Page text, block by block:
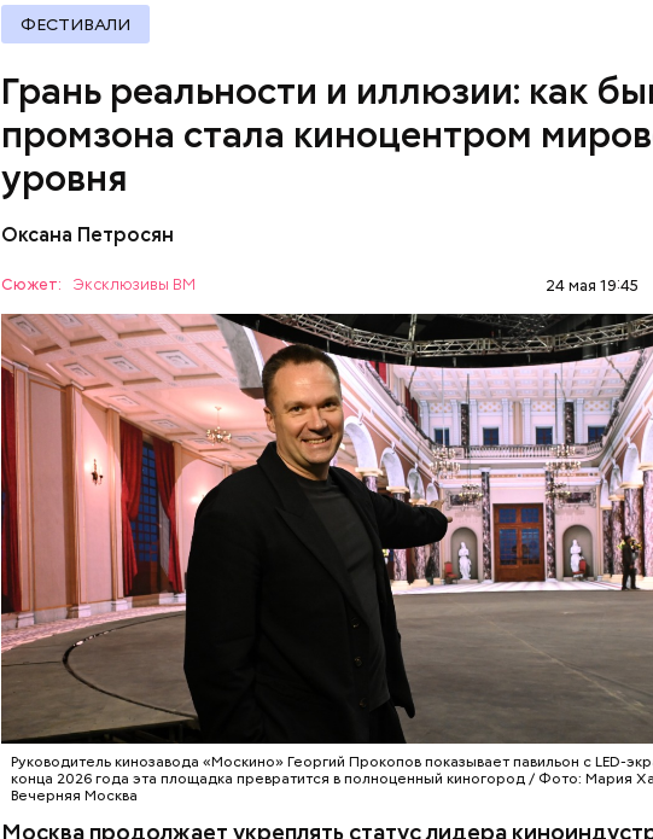
ФЕСТИВАЛИ
Грань реальности и иллюзии: как
промзона стала киноцентром
уровня
Оксана Петросян
Сюжет: Эксклюзивы ВМ 24 мая 19:45
Руководитель кинозавода «Москино» Георгий Прокопов показывает павильон с LED-
конца 2026 года эта площадка превратится в полноценный киногород / Фото: Мария
Вечерняя Москва
Москва продолжает укреплять статус лидера
Сцена, которой нет
ТЕХНОЛОГИИ КИНО СЕРГЕЙ СОБЯНИН МОСКИНО
Важное направление нашей работы — контроль оплаты
последние два года число безбилетников снизилось на 30
благодаря еженедельным усиленным проверкам.
600 контролеров работают в наземном транспорте и